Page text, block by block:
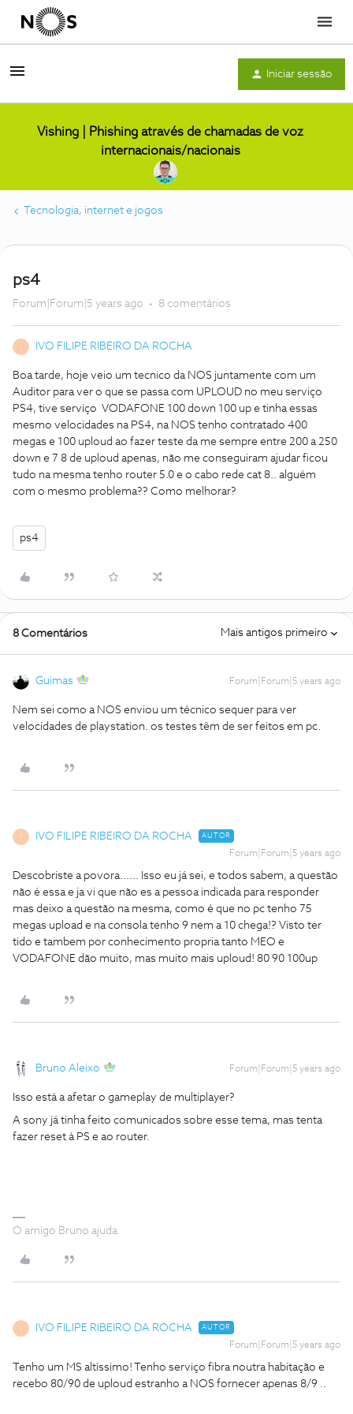
Menu
Iniciar sessão
Vishing | Phishing através de chamadas de voz
internacionais/nacionais
Tecnologia, internet e jogos
ps4
Forum|Forum|5 years ago 8 comentários
IVO FILIPE RIBEIRO DA ROCHA
Boa tarde, hoje veio um tecnico da NOS juntamente com um
Auditor para ver o que se passa com UPLOUD no meu serviço
PS4, tive serviço VODAFONE 100 down 100 up e tinha essas
mesmo velocidades na PS4, na NOS tenho contratado 400
megas e 100 uploud ao fazer teste da me sempre entre 200 a 250
down e 7 8 de uploud apenas, não me conseguiram ajudar ficou
tudo na mesma tenho router 5.0 e o cabo rede cat 8.. alguém
com o mesmo problema?? Como melhorar?
ps4
8 Comentários Mais antigos primeiro
Guimas Forum|Forum|5 years ago
Nem sei como a NOS enviou um técnico sequer para ver
velocidades de playstation. os testes têm de ser feitos em pc.
IVO FILIPE RIBEIRO DA ROCHA AUTOR
Forum|Forum|5 years ago
Descobriste a povora...... Isso eu já sei, e todos sabem, a questão
não é essa e ja vi que não es a pessoa indicada para responder
mas deixo a questão na mesma, como é que no pc tenho 75
megas upload e na consola tenho 9 nem a 10 chega!? Visto ter
tido e tambem por conhecimento propria tanto MEO e
VODAFONE dão muito, mas muito mais uploud! 80 90 100up
Bruno Aleixo Forum|Forum|5 years ago
Isso está a afetar o gameplay de multiplayer?
A sony já tinha feito comunicados sobre esse tema, mas tenta
fazer reset à PS e ao router.
O amigo Bruno ajuda
IVO FILIPE RIBEIRO DA ROCHA AUTOR
Forum|Forum|5 years ago
Tenho um MS altíssimo! Tenho serviço fibra noutra habitação e
recebo 80/90 de uploud estranho a NOS fornecer apenas 8/9 ..